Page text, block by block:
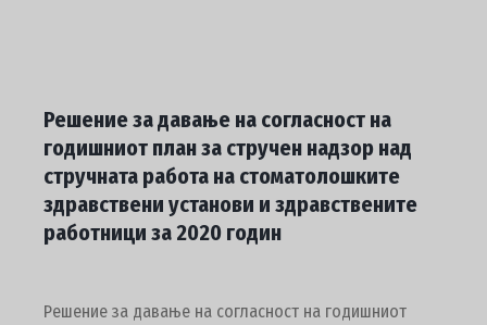
Решение за давање на согласност на
годишниот план за стручен надзор над
стручната работа на стоматолошките
здравствени установи и здравствените
работници за 2020 годин
Решение за давање на согласност на годишниот